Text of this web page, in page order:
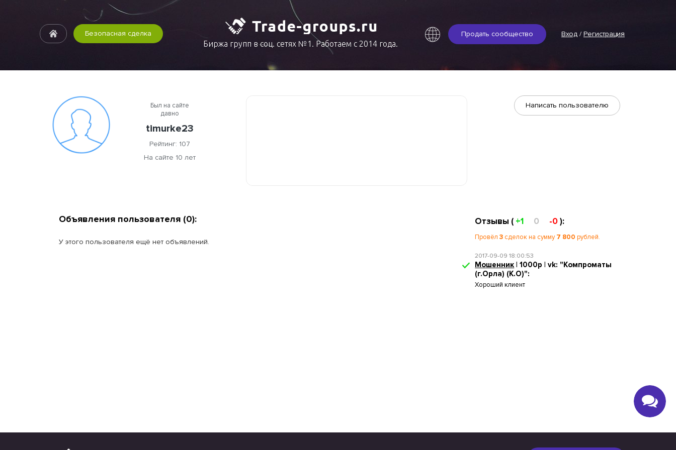
Продать сообщество Вход / Регистрация
Безопасная сделка
Биржа групп в соц. сетях №1. Работаем с 2014 года.
Был на сайте
давно
timurke23
Рейтинг: 107
На сайте 10 лет
Написать пользователю
Объявления пользователя (0):
У этого пользователя ещё нет объявлений.
Отзывы ( +1 0 -0):
Провёл3 сделок на сумму7 800 рублей.
2017-09-09 18:00:53
Мошенник | 1000р | vk: "Компроматы
(г.Орла) (К.О)":
Хороший клиент